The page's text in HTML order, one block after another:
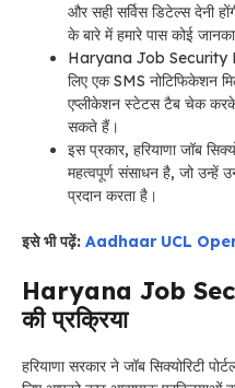
और सही सर्विस डिटेल्स देनी
के बारे में हमारे पास कोई
Haryana Job Security
लिए एक SMS नोटिफिकेशन
एप्लीकेशन स्टेटस टैब चेक
सकते हैं।
इस प्रकार, हरियाणा जॉब
महत्वपूर्ण संसाधन है, जो उन्हें
प्रदान करता है।
इसे भी पढ़ें: Aadhaar UCL
Haryana Job
की प्रक्रिया
हरियाणा सरकार ने जॉब सिक्योरिटी